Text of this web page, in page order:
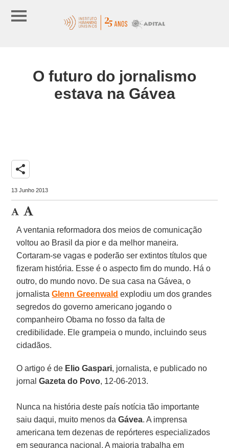
O futuro do jornalismo
estava na Gávea
share
13 Junho 2013
A ventania reformadora dos meios de comunicação
voltou ao Brasil da pior e da melhor maneira.
Cortaram-se vagas e poderão ser extintos títulos que
fizeram história. Esse é o aspecto fim do mundo. Há o
outro, do mundo novo. De sua casa na Gávea, o
jornalistaGlenn Greenwald explodiu um dos grandes
segredos do governo americano jogando o
companheiro Obama no fosso da falta de
credibilidade. Ele grampeia o mundo, incluindo seus
cidadãos.
O artigo é de Elio Gaspari, jornalista, e publicado no
jornalGazeta do Povo, 12-06-2013.
Nunca na história deste país notícia tão importante
saiu daqui, muito menos daGávea. A imprensa
americana tem dezenas de repórteres especializados
em segurança nacional. A maioria trabalha em